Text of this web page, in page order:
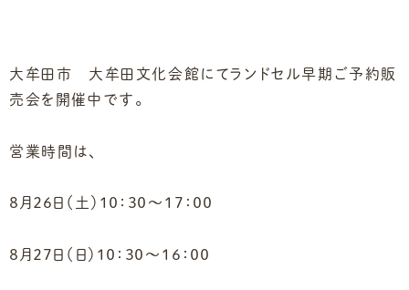
大牟田市 大牟田文化会館にてランドセル早期ご予約販
売会を開催中です。
営業時間は、
８月２６日（土）１０：３０～１７：００
８月２７日（日）１０：３０～１６：００